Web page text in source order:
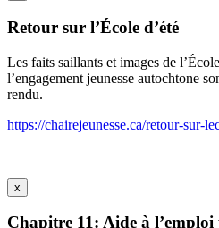
Retour sur l’École d’été
Les faits saillants et images de
l’engagement jeunesse autochtone
rendu.
https://chairejeunesse.ca/retour-sur-
x
Chapitre 11: Aide à l’emploi